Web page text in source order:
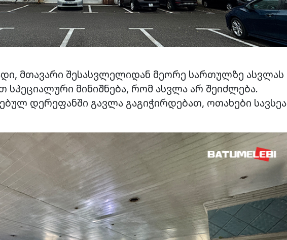
მთავარი შესასვლელიდან მეორე სართულზე ასვლას
სპეციალური მინიშნება, რომ ასვლა არ შეიძლება.
დერეფანში გავლა გაგიჭირდებათ, ოთახები სავსეა